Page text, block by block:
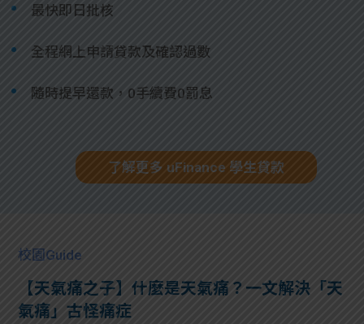
最快即日批核
全程網上申請貸款及確認過數
隨時提早還款，0手續費0罰息
了解更多 uFinance 學生貸款
校園Guide
【天氣痛之子】什麼是天氣痛？一文解決「天
氣痛」古怪痛症